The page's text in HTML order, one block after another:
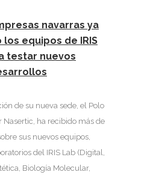
navarras ya
equipos de IRIS
testar nuevos
de su nueva sede, el Polo
Nasertic, ha recibido más de
sus nuevos equipos,
del IRIS Lab (Digital,
Biología Molecular,